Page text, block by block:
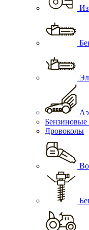
Бензиновые
Дровоколы